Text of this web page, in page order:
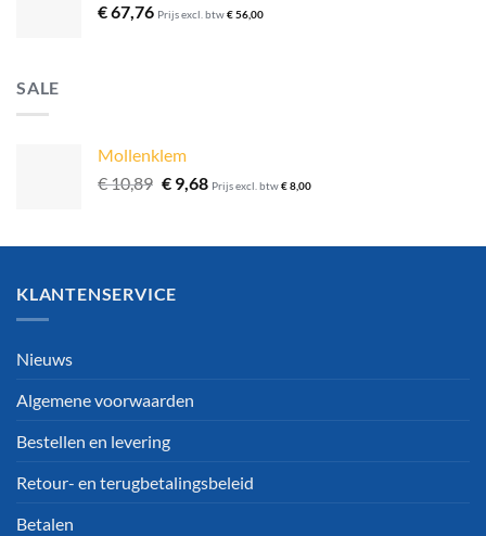
€67,76 Prijs excl. btw€56,00
SALE
Mollenklem
€10,89 Oorspronkelijke
€ 10,89.
€9,68Huidige
€ 9,68.
Prijs excl. btw€8,00
KLANTENSERVICE
Nieuws
Algemene voorwaarden
Bestellen en levering
Retour- en terugbetalingsbeleid
Betalen